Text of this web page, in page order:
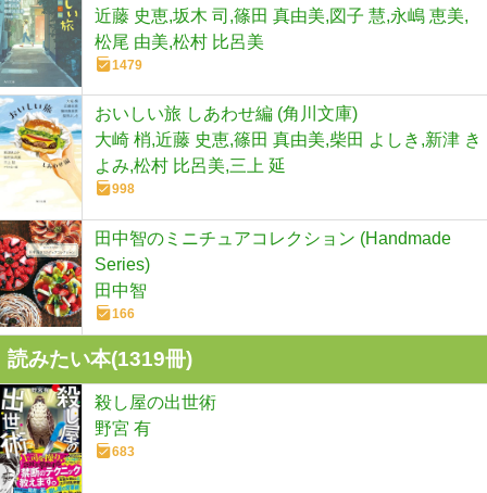
近藤 史恵,坂木 司,篠田 真由美,図子 慧,永嶋 恵美,
松尾 由美,松村 比呂美
1479
おいしい旅 しあわせ編 (角川文庫)
大崎 梢,近藤 史恵,篠田 真由美,柴田 よしき,新津 き
よみ,松村 比呂美,三上 延
998
田中智のミニチュアコレクション (Handmade
Series)
田中智
166
読みたい本(1319冊)
殺し屋の出世術
野宮 有
683